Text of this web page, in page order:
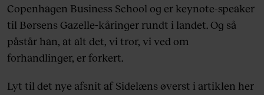
Copenhagen Business School og er keynote-speaker
til Børsens Gazelle-kåringer rundt i landet. Og så
påstår han, at alt det, vi tror, vi ved om
forhandlinger, er forkert.
Lyt til det nye afsnit af Sidelæns øverst i artiklen her